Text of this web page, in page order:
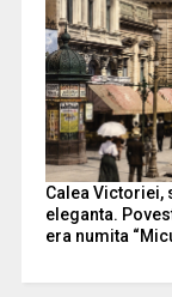
Calea Victoriei,
eleganta.
era numita